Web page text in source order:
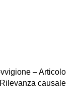
– Articolo
causale